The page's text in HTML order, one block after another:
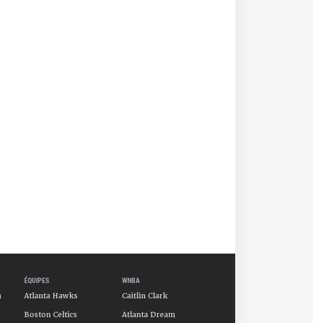
ÉQUIPES
Atlanta Hawks
Boston Celtics
WNBA
Caitlin Clark
Atlanta Dream